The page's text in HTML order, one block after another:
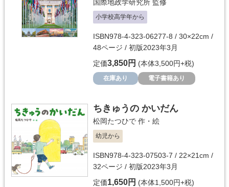
国際地政学研究所 監修
小学校高学年から
ISBN978-4-323-06277-8 / 30×22cm /
48ページ / 初版2023年3月
定価3,850円 (本体3,500円+税)
在庫あり 電子書籍あり
ちきゅうの かいだん
松岡たつひで 作・絵
幼児から
ISBN978-4-323-07503-7 / 22×21cm /
32ページ / 初版2023年3月
定価1,650円 (本体1,500円+税)